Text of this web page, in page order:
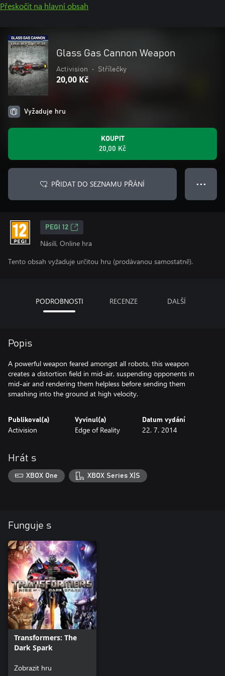
Přeskočit na hlavní obsah
Glass Gas Cannon Weapon
Activision • Střílečky
20,00 Kč
Vyžaduje hru
KOUPIT
20,00 Kč
PŘIDAT DO SEZNAMU PŘÁNÍ ● ● ●
PEGI 12
Násilí, Online hra
Tento obsah vyžaduje určitou hru (prodávanou samostatně).
PODROBNOSTI RECENZE DALŠÍ
Popis
A powerful weapon feared amongst all robots, this weapon
creates a distortion field in mid-air, suspending opponents in
mid-air and rendering them helpless before sending them
smashing into the ground at high velocity.
Publikoval(a)
Activision
Vyvinul(a)
Edge of Reality
Datum vydání
22. 7. 2014
Hrát s
XBOX One XBOX Series X|S
Funguje s
Transformers: The
Dark Spark
Zobrazit hru